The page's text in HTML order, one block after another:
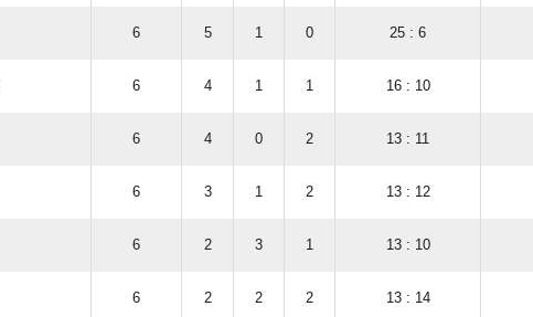
6 5 1 0 25 : 6
6 4 1 1 16 : 10
6 4 0 2 13 : 11
6 3 1 2 13 : 12
6 2 3 1 13 : 10
6 2 2 2 13 : 14